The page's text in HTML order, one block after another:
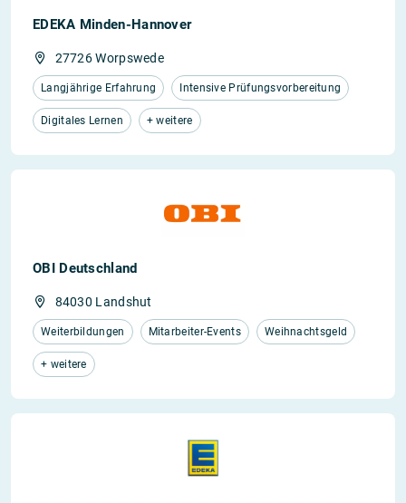
EDEKA Minden-Hannover
27726 Worpswede
Langjährige Erfahrung Intensive Prüfungsvorbereitung
Digitales Lernen + weitere
OBI Deutschland
84030 Landshut
Weiterbildungen Mitarbeiter-Events Weihnachtsgeld
+ weitere